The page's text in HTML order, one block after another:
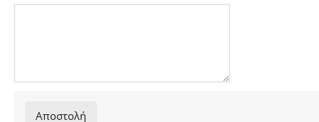
Αποστολή